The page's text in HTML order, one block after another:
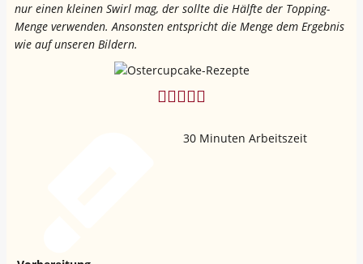
nur einen kleinen Swirl mag, der sollte die Hälfte der Topping-
Menge verwenden. Ansonsten entspricht die Menge dem Ergebnis
wie auf unseren Bildern.
30 Minuten Arbeitszeit